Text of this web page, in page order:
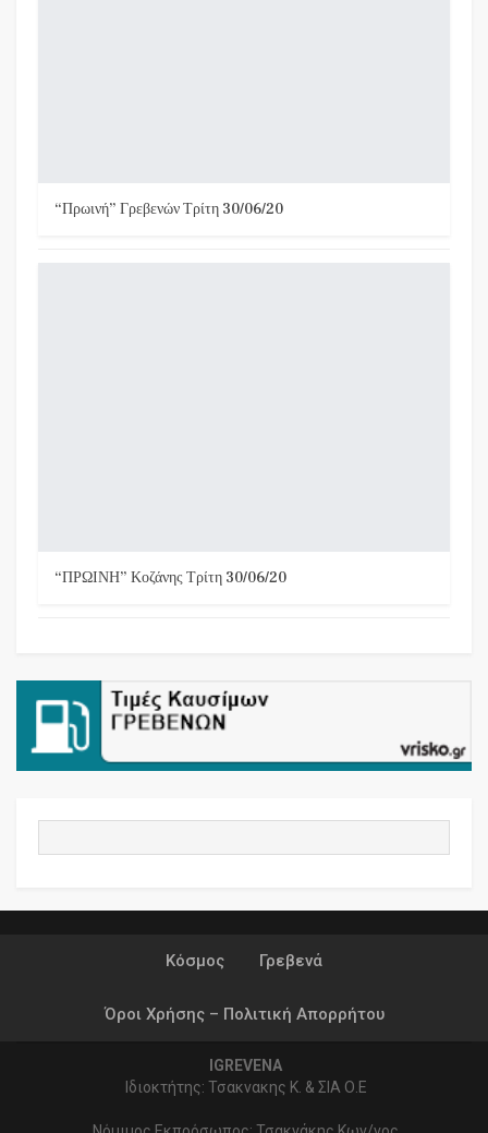
“Πρωινή” Γρεβενών Τρίτη 30/06/20
“ΠΡΩΙΝΗ” Κοζάνης Τρίτη 30/06/20
Κόσμος Γρεβενά
Όροι Χρήσης – Πολιτική Απορρήτου
IGREVENA
Ιδιοκτήτης: Τσακνακης Κ. & ΣΙΑ Ο.Ε